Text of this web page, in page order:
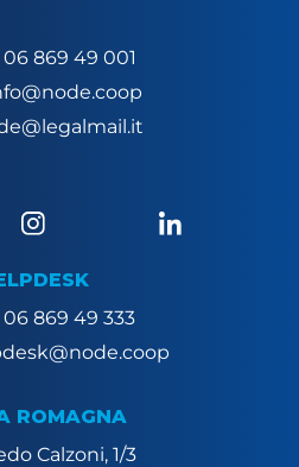
06 869 49 001
06 869 49 333
ROMAGNA
Calzoni, 1/3